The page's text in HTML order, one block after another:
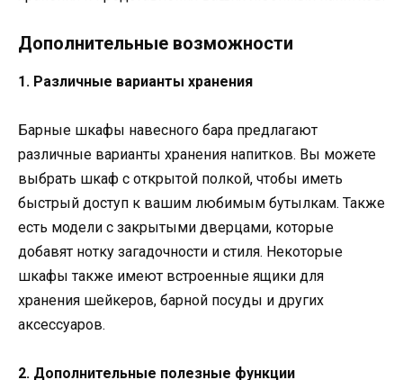
Дополнительные возможности
1. Различные варианты хранения
Барные шкафы навесного бара предлагают
различные варианты хранения напитков. Вы можете
выбрать шкаф с открытой полкой, чтобы иметь
быстрый доступ к вашим любимым бутылкам. Также
есть модели с закрытыми дверцами, которые
добавят нотку загадочности и стиля. Некоторые
шкафы также имеют встроенные ящики для
хранения шейкеров, барной посуды и других
аксессуаров.
2. Дополнительные полезные функции